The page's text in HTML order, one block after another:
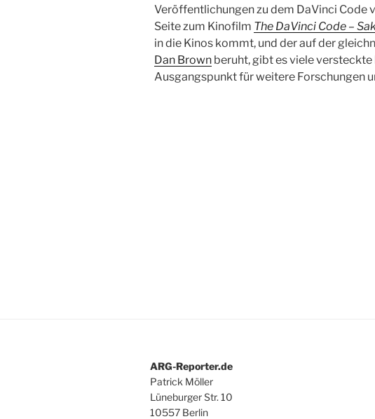
Veröffentlichungen zu dem DaVinci Code
Seite zum Kinofilm The DaVinci Code –
in die Kinos kommt, und der auf der
Dan Brown beruht, gibt es viele versteckte
Ausgangspunkt für weitere Forschungen
ARG-Reporter.de
Patrick Möller
Lüneburger Str. 10
10557 Berlin